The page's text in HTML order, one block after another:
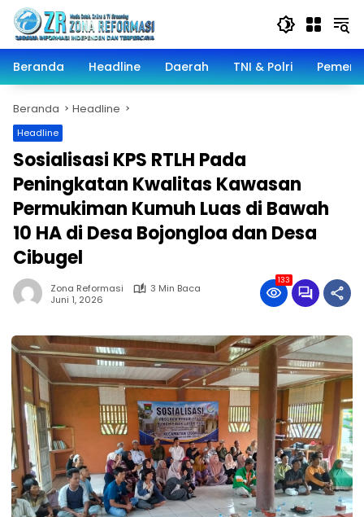
Langsung
konten
Beranda
Headline Daerah TNI & Polri
Beranda Headline
Headline
Sosialisasi KPS RTLH Pada
Peningkatan Kwalitas Kawasan
Permukiman Kumuh Luas di Bawah
10 HA di Desa Bojongloa dan Desa
Cibugel
Zona Reformasi
3 Min Baca
Juni 1, 2026
133